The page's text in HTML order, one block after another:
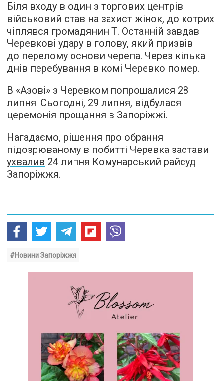
Біля входу в один з торгових центрів
військовий став на захист жінок, до котрих
чіплявся громадянин Т. Останній завдав
Черевкові удару в голову, який призвів
до перелому основи черепа. Через кілька
днів перебування в комі Черевко помер.
В «Азові» з Черевком попрощалися 28
липня. Сьогодні, 29 липня, відбулася
церемонія прощання в Запоріжжі.
Нагадаємо, рішення про обрання
підозрюваному в побитті Черевка застави
ухвалив 24 липня Комунарський райсуд
Запоріжжя.
#Новини Запоріжжя